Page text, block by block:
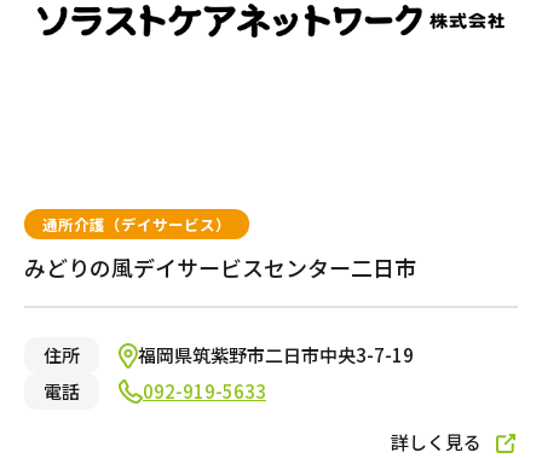
通所介護（デイサービス）
みどりの風デイサービスセンター二日市
住所
福岡県筑紫野市二日市中央3-7-19
電話
092-919-5633
詳しく見る